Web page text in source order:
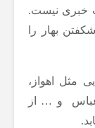
خبری نیست.
بهار را
مثل اهواز،
عباس و … از